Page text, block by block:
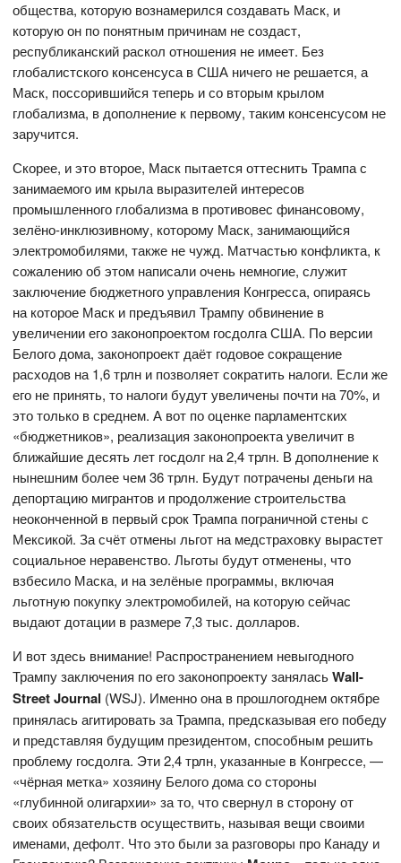
общества, которую вознамерился создавать Маск, и
которую он по понятным причинам не создаст,
республиканский раскол отношения не имеет. Без
глобалистского консенсуса в США ничего не решается, а
Маск, поссорившийся теперь и со вторым крылом
глобализма, в дополнение к первому, таким консенсусом не
заручится.
Скорее, и это второе, Маск пытается оттеснить Трампа с
занимаемого им крыла выразителей интересов
промышленного глобализма в противовес финансовому,
зелёно-инклюзивному, которому Маск, занимающийся
электромобилями, также не чужд. Матчастью конфликта, к
сожалению об этом написали очень немногие, служит
заключение бюджетного управления Конгресса, опираясь
на которое Маск и предъявил Трампу обвинение в
увеличении его законопроектом госдолга США. По версии
Белого дома, законопроект даёт годовое сокращение
расходов на 1,6 трлн и позволяет сократить налоги. Если же
его не принять, то налоги будут увеличены почти на 70%, и
это только в среднем. А вот по оценке парламентских
«бюджетников», реализация законопроекта увеличит в
ближайшие десять лет госдолг на 2,4 трлн. В дополнение к
нынешним более чем 36 трлн. Будут потрачены деньги на
депортацию мигрантов и продолжение строительства
неоконченной в первый срок Трампа пограничной стены с
Мексикой. За счёт отмены льгот на медстраховку вырастет
социальное неравенство. Льготы будут отменены, что
взбесило Маска, и на зелёные программы, включая
льготную покупку электромобилей, на которую сейчас
выдают дотации в размере 7,3 тыс. долларов.
И вот здесь внимание! Распространением невыгодного
Трампу заключения по его законопроекту заняласьWall-
StreetJournal (WSJ). Именно она в прошлогоднем октябре
принялась агитировать за Трампа, предсказывая его победу
и представляя будущим президентом, способным решить
проблему госдолга. Эти 2,4 трлн, указанные в Конгрессе, —
«чёрная метка» хозяину Белого дома со стороны
«глубинной олигархии» за то, что свернул в сторону от
своих обязательств осуществить, называя вещи своими
именами, дефолт. Что это были за разговоры про Канаду и